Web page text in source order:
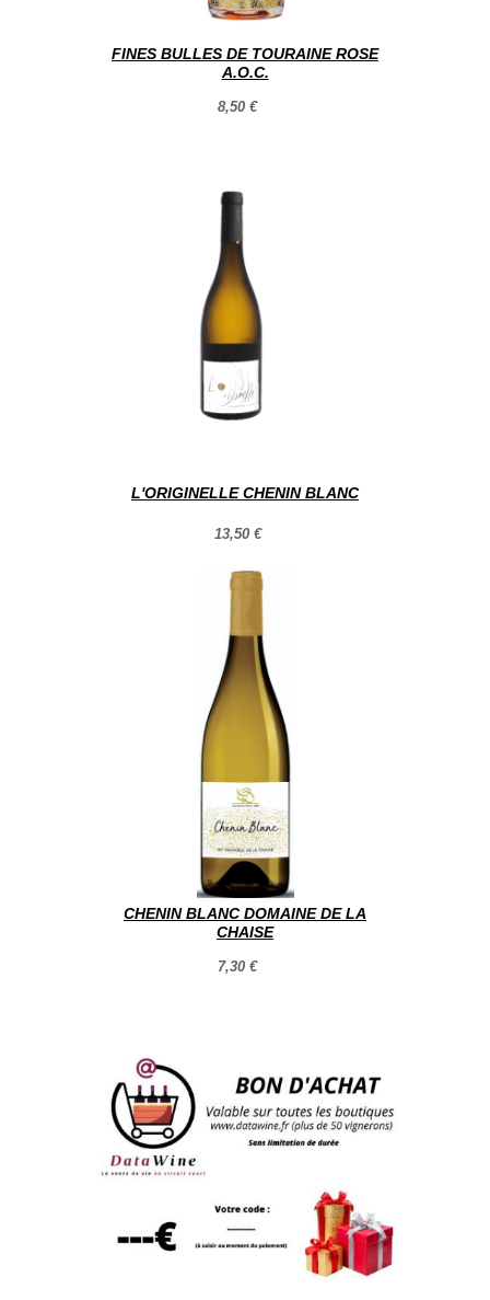
FINES BULLES DE TOURAINE ROSE
A.O.C.
8,50 €
L'ORIGINELLE CHENIN BLANC
13,50 €
CHENIN BLANC DOMAINE DE LA
CHAISE
7,30 €